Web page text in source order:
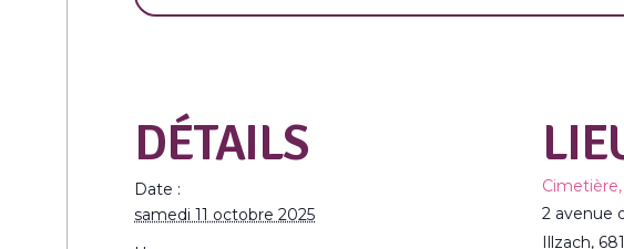
DÉTAILS
Date :
samedi 11 octobre 2025
2 avenue
Illzach,